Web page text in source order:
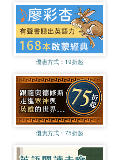
優惠方式： 19折起
優惠方式： 75折起